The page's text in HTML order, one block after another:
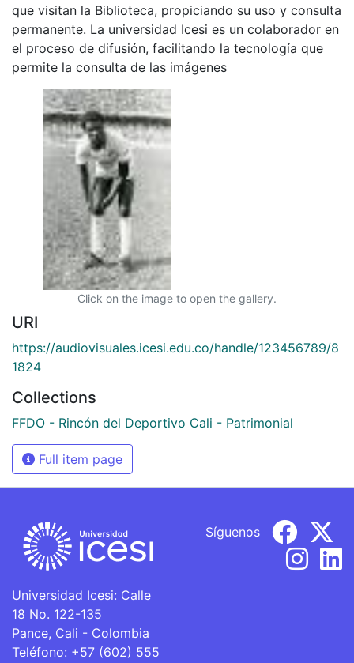
que visitan la Biblioteca, propiciando su uso y consulta
permanente. La universidad Icesi es un colaborador en
el proceso de difusión, facilitando la tecnología que
permite la consulta de las imágenes
Click on the image to open the gallery.
URI
https://audiovisuales.icesi.edu.co/handle/123456789/8
1824
Collections
FFDO - Rincón del Deportivo Cali - Patrimonial
Full item page
Universidad Icesi: Calle
18 No. 122-135
Pance, Cali - Colombia
Teléfono: +57 (602) 555
Síguenos